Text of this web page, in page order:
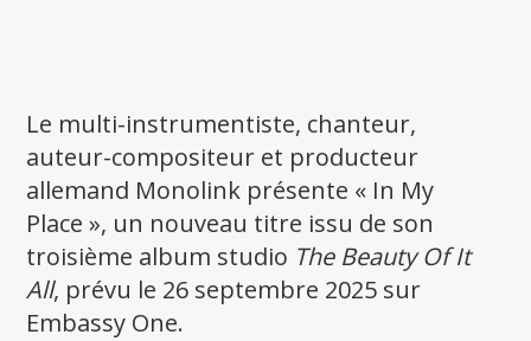
Le multi-instrumentiste, chanteur,
auteur-compositeur et producteur
allemand Monolink présente « In My
Place », un nouveau titre issu de son
troisième album studio The Beauty Of It
All, prévu le 26 septembre 2025 sur
Embassy One.